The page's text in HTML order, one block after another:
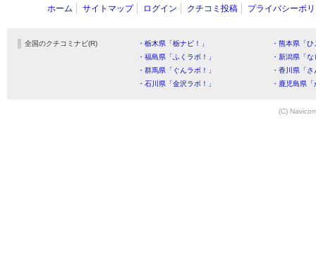
ホーム サイトマップ ログイン クチコミ投稿 プライバシーポ
全国のクチコミナビ(R) ・栃木県「栃ナビ！」
・熊本県「
・福島県「ふくラボ！」
・新潟県「
・群馬県「ぐんラボ！」
・香川県「
・石川県「金沢ラボ！」
・鹿児島県
(C)